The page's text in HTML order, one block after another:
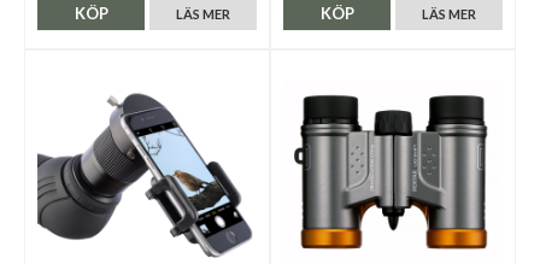
LÄS MER
KÖP LÄS MER
KÖP